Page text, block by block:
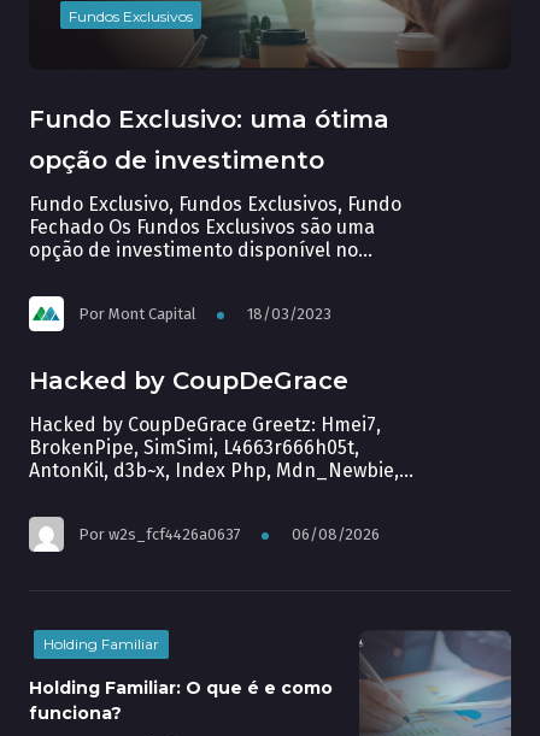
Fundos Exclusivos
Fundo Exclusivo: uma ótima
opção de investimento
Fundo Exclusivo, Fundos Exclusivos, Fundo
Fechado Os Fundos Exclusivos são uma
opção de investimento disponível no
investidores de alto patrimônio e que
buscam rentabilidades mais expressivas.
abertos, como a possibilidade de escolher
a forma de tributação mais adequada ao
[…]
Por Mont Capital 18/03/2023
Hacked by CoupDeGrace
Hacked by CoupDeGrace Greetz: Hmei7,
BrokenPipe, SimSimi, L4663r666h05t,
AntonKil, d3b~x, Index Php, Mdn_Newbie,
Por w2s_fcf4426a0637 06/08/2026
Holding Familiar
Holding Familiar: O que é e como
funciona?